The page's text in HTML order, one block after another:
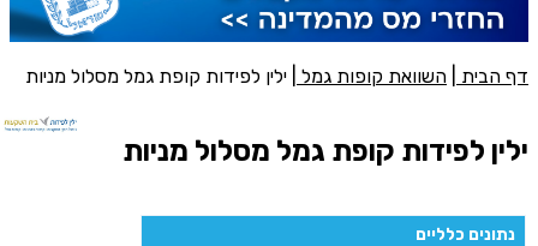
דף הבית השוואת קופות גמל ילין לפידות קופת גמל מסלול מניות
ילין לפידות קופת גמל מסלול מניות
נתונים כלליים
סכום חיסכון בקרן
אני מאשר את תנאיי השימוש והפרטיות של האתר